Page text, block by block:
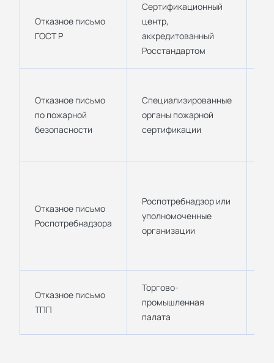
Отказное письмо
ГОСТ Р
Сертификационный
центр,
аккредитованный
Росстандартом
Отказное письмо
по пожарной
безопасности
Специализированные
органы пожарной
сертификации
Отказное письмо
Роспотребнадзора
Роспотребнадзор или
уполномоченные
организации
Отказное письмо
ТПП
Торгово-
промышленная
палата